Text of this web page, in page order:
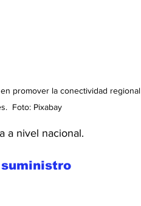
promover la conectividad
Foto: Pixabay
a nivel nacional.